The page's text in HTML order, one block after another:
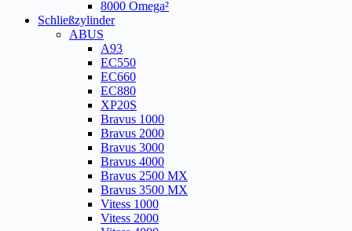
8000 Omega²
Schließzylinder
ABUS
A93
EC550
EC660
EC880
XP20S
Bravus 1000
Bravus 2000
Bravus 3000
Bravus 4000
Bravus 2500 MX
Bravus 3500 MX
Vitess 1000
Vitess 2000